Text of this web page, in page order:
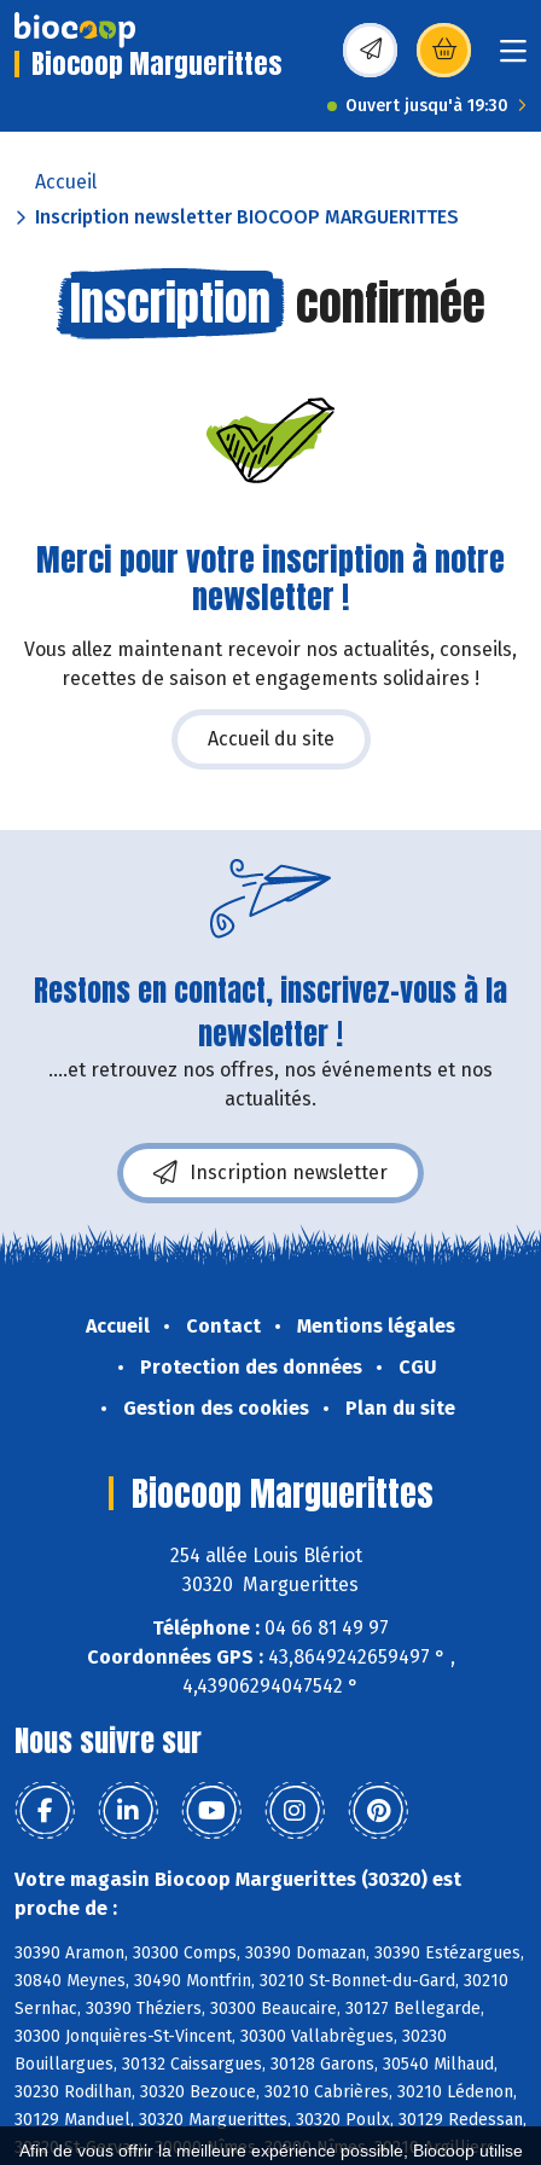
Afin de vous offrir la meilleure expérience possible, Biocoop utilise
Biocoop Marguerittes (s’ouvre dans une
Ouvert jusqu'à 19:30
Accueil
Inscription newsletter BIOCOOP MARGUERITTES
Inscription confirmée
Merci pour votre inscription à notre
newsletter !
Vous allez maintenant recevoir nos actualités, conseils,
recettes de saison et engagements solidaires !
Accueil du site
Restons en contact, inscrivez-vous à la
newsletter !
....et retrouvez nos offres, nos événements et nos
actualités.
Inscription newsletter
Accueil Contact
Mentions légales
Protection des données
CGU
Gestion des cookies
Plan du site
Biocoop Marguerittes
254 allée Louis Blériot
30320 Marguerittes
Téléphone : 04 66 81 49 97
Coordonnées GPS :43,8649242659497 ° ,
4,43906294047542 °
Nous suivre sur
Votre magasin Biocoop Marguerittes (30320) est
proche de :
30390 Aramon, 30300 Comps, 30390 Domazan, 30390 Estézargues,
30840 Meynes, 30490 Montfrin, 30210 St-Bonnet-du-Gard, 30210
Sernhac, 30390 Théziers, 30300 Beaucaire, 30127 Bellegarde,
30300 Jonquières-St-Vincent, 30300 Vallabrègues, 30230
Bouillargues, 30132 Caissargues, 30128 Garons, 30540 Milhaud,
30230 Rodilhan, 30320 Bezouce, 30210 Cabrières, 30210 Lédenon,
30129 Manduel, 30320 Marguerittes, 30320 Poulx, 30129 Redessan,
30320 St-Gervasy, 30000 Nîmes, 30900 Nîmes, 30210 Argilliers,